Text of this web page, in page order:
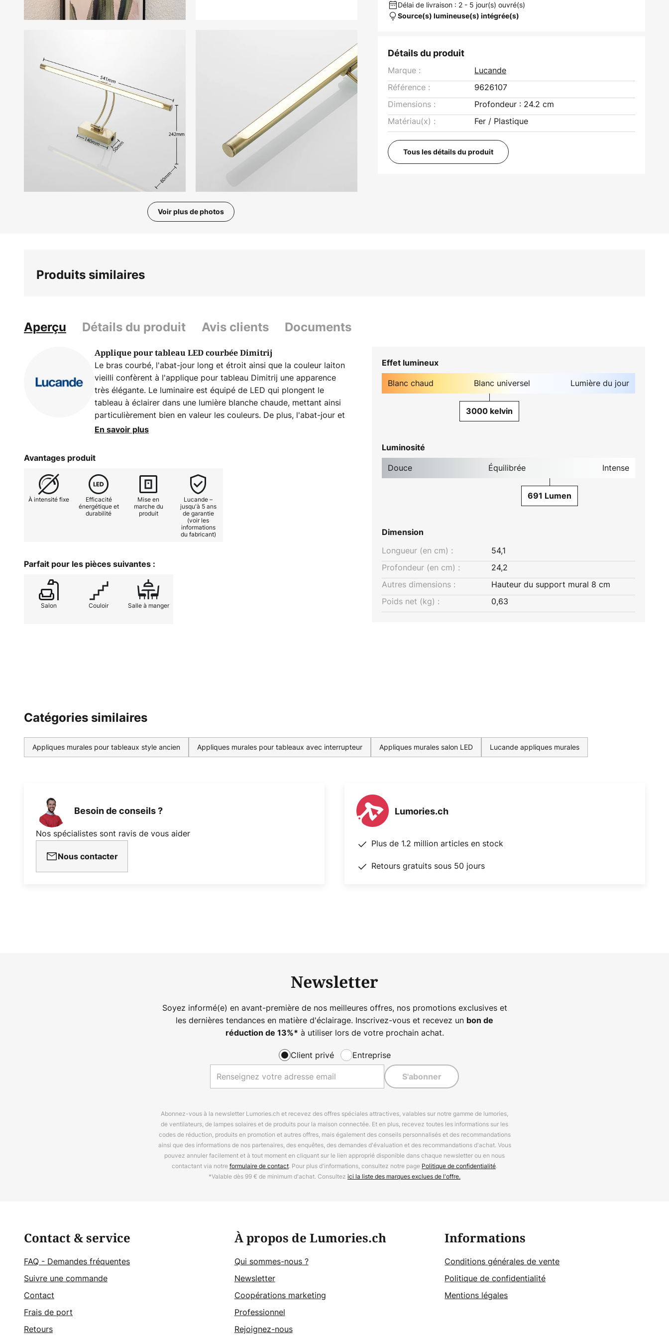
Voir plus de photos
Délai de livraison : 2 - 5 jour(s) ouvré(s)
Source(s) lumineuse(s) intégrée(s)
Détails du produit
Marque :
Lucande
Référence :
9626107
Dimensions :
Profondeur : 24.2 cm
Matériau(x) :
Fer / Plastique
Tous les détails du produit
Produits similaires
Aperçu Détails du produit Avis clients Documents
Applique pour tableau LED courbée Dimitrij
Le bras courbé, l'abat-jour long et étroit ainsi que la couleur laiton
vieilli confèrent à l'applique pour tableau Dimitrij une apparence
très élégante. Le luminaire est équipé de LED qui plongent le
tableau à éclairer dans une lumière blanche chaude, mettant ainsi
particulièrement bien en valeur les couleurs. De plus, l'abat-jour et
le support mural sont équipés d'articulations qui permettent
En savoir plus
Avantages produit
À intensité fixe
Efficacité
énergétique et
durabilité
Mise en
marche du
produit
Lucande –
jusqu'à 5 ans
de garantie
(voir les
informations
du fabricant)
Parfait pour les pièces suivantes :
Salon Couloir Salle à manger
Effet lumineux
Blanc chaud Blanc universel Lumière du jour
3000 kelvin
Luminosité
Douce Équilibrée Intense
691 Lumen
Dimension
Longueur (en cm) :
54,1
Profondeur (en cm) :
24,2
Autres dimensions :
Hauteur du support mural 8 cm
Poids net (kg) :
0,63
Catégories similaires
Appliques murales pour tableaux style ancien Appliques murales pour tableaux avec interrupteur Appliques murales salon LED Lucande appliques murales
Besoin de conseils ?
Nos spécialistes sont ravis de vous aider
Nous contacter
Lumories.ch
Plus de 1.2 million articles en stock
Retours gratuits sous 50 jours
Newsletter
Soyez informé(e) en avant-première de nos meilleures offres, nos promotions exclusives et
les dernières tendances en matière d'éclairage. Inscrivez-vous et recevez un bon de
réduction de 13%* à utiliser lors de votre prochain achat.
Client privé Entreprise
S'abonner
Abonnez-vous à la newsletter Lumories.ch et recevez des offres spéciales attractives, valables sur notre gamme de lumories,
de ventilateurs, de lampes solaires et de produits pour la maison connectée. Et en plus, recevez toutes les informations sur les
codes de réduction, produits en promotion et autres offres, mais également des conseils personnalisés et des recommandations
ainsi que des informations de nos partenaires, des enquêtes, des demandes d'évaluation et des recommandations d'achat. Vous
pouvez annuler facilement et à tout moment en cliquant sur le lien approprié disponible dans chaque newsletter ou en nous
contactant via notreformulaire de contact. Pour plus d'informations, consultez notre page Politique de confidentialité.
*Valable dès 99 € de minimum d'achat. Consultez ici la liste des marques exclues de l'offre.
Contact & service
FAQ - Demandes fréquentes
Suivre une commande
Contact
Frais de port
Retours
À propos de Lumories.ch
Qui sommes-nous ?
Newsletter
Coopérations marketing
Professionnel
Rejoignez-nous
Informations
Conditions générales de vente
Politique de confidentialité
Mentions légales